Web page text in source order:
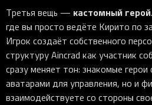
Третья вещь — кастомный герой
где вы просто ведёте Кирито по
Игрок создаёт собственного
структуру Aincrad как участник
сразу меняет тон: знакомые герои
аватарами для управления, но и
взаимодействуете со стороны